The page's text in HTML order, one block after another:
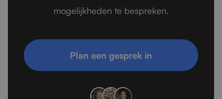
mogelijkheden te bespreken.
Plan een gesprek in